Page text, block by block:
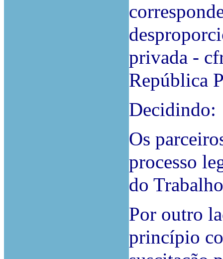
privada -
República
Decidindo:
Os
processo
do
Por outro
princípio